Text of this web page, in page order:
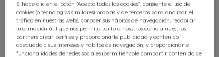
El sistema
Las cafeteras
El mantenimiento de mi cafetera
Si hace clic en el botón “Acepto todas las cookies”, consiente el uso de
cookies (o tecnologías similares) propias y de terceros para analizar el
tráfico en nuestras webs, conocer sus hábitos de navegación, recopilar
información útil que nos permita tanto a nosotros como a nuestros
partners crear perfiles y proporcionarle publicidad y contenido
adecuado a sus intereses y hábitos de navegación, y proporcionarle
funcionalidades de redes sociales (permitiéndole compartir contenido de